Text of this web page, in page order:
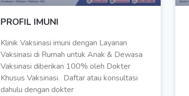
PROFIL IMUNI
Klinik Vaksinasi imuni dengan Layanan
Vaksinasi di Rumah untuk Anak & Dewasa
Vaksinasi diberikan 100% oleh Dokter
Khusus Vaksinasi. Daftar atau konsultasi
dahulu dengan dokter